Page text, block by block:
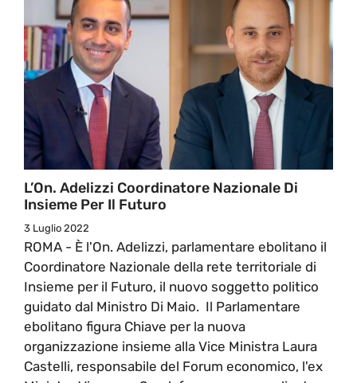
L’On. Adelizzi Coordinatore Nazionale Di
Insieme Per Il Futuro
3 Luglio 2022
ROMA - È l'On. Adelizzi, parlamentare ebolitano il
Coordinatore Nazionale della rete territoriale di
Insieme per il Futuro, il nuovo soggetto politico
guidato dal Ministro Di Maio. Il Parlamentare
ebolitano figura Chiave per la nuova
organizzazione insieme alla Vice Ministra Laura
Castelli, responsabile del Forum economico, l'ex